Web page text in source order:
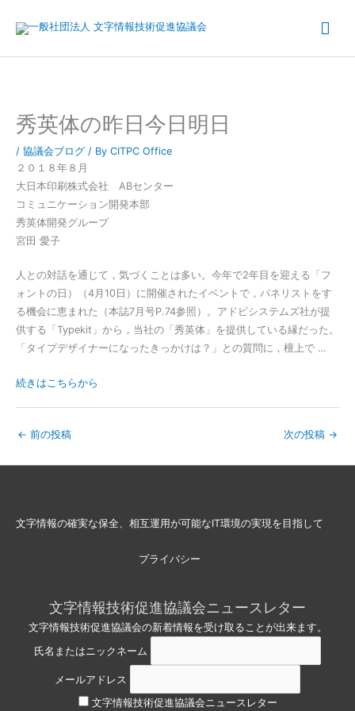
メ
イ
秀英体の昨日今日明日
/ 協議会ブログ / By CITPC Office
２０１８年８月
大日本印刷株式会社 ABセンター
コミュニケーション開発本部
秀英体開発グループ
宮田 愛子
人との対話を通じて，気づくことは多い。今年で2年目を迎える「フ
ォントの日）（4月10日）に開催されたイベントで，パネリストをす
る機会に恵まれた（本誌7月号P.74参照）。アドビシステムズ社が提
供する「Typekit」から，当社の「秀英体」を提供している縁だった。
「タイプデザイナーになったきっかけは？」との質問に，檀上で …
続きはこちらから
← 前の投稿 次の投稿 →
文字情報の確実な保全、相互運用が可能なIT環境の実現を目指して
プライバシー
文字情報技術促進協議会ニュースレター
文字情報技術促進協議会の新着情報を受け取ることが出来ます。
氏名またはニックネーム
メールアドレス
文字情報技術促進協議会ニュースレター